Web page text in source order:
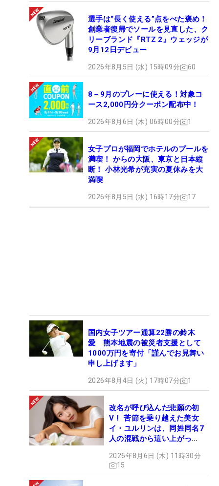
選手は“長く使える”点をべた褒め！
創業者復帰でソールを見直した、ク
リーブランド『RTZ 2』ウェッジが
9月12日デビュー
2026年8月5日 (水) 15時09分 60
8－9月のプレーに使える！対象コ
ース2,000円分クーポン配布中！
2026年8月6日 (木) 06時00分 1
女子プロが福岡でホテルのプールを
満喫！ からの大阪、東京と日本縦
断！ 小林光希が充実の夏休みを大
満喫
2026年8月5日 (水) 16時17分 17
国内女子ツアー通算22勝の鈴木
愛 熊本地震の被災者支援として
1000万円を寄付「謹んでお見舞い
申し上げます」
2026年8月4日 (火) 17時07分 1
改名が呼び込んだ悲願の初
V！ 苦節を乗り越えた美女
イ・ユルリンは、同姓同名7
人の混戦から這い上がっ
2026年8月6日 (木) 11時30分
15